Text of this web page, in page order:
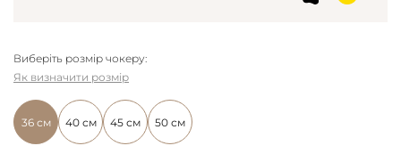
Виберіть розмір чокеру:
36 см 40 см 45 см 50 см
Як визначити розмір